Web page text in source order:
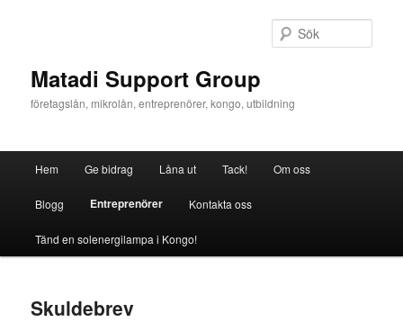
Matadi Support Group
företagslån, mikrolån, entreprenörer, kongo, utbildning
Hem Ge bidrag Låna ut Tack! Om oss
Blogg Entreprenörer Kontakta oss
Tänd en solenergilampa i Kongo!
Skuldebrev